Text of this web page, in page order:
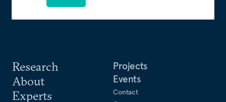
Research
About
Experts
Projects
Events
Contact